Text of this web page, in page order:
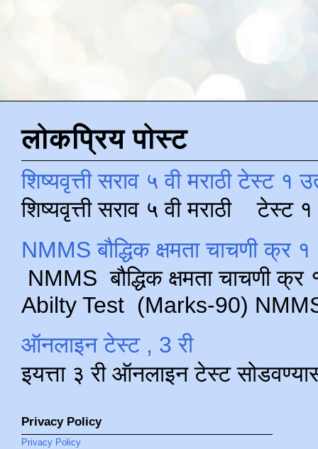
लोकप्रिय पोस्ट
शिष्यवृत्ती सराव ५ वी मराठी टेस्ट १
शिष्यवृत्ती सराव ५ वी मराठी टेस्ट
NMMS बौद्धिक क्षमता चाचणी क्र
NMMS बौद्धिक क्षमता चाचणी
Abilty Test (Marks-90) NMMS
ऑनलाइन टेस्ट , 3 री
इयत्ता ३ री ऑनलाइन टेस्ट
Privacy Policy
Privacy Policy